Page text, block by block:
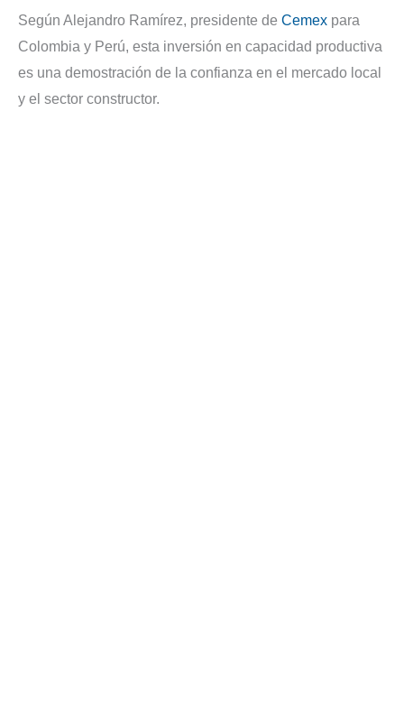
Según Alejandro Ramírez, presidente de Cemex para
Colombia y Perú, esta inversión en capacidad productiva
es una demostración de la confianza en el mercado local
y el sector constructor.